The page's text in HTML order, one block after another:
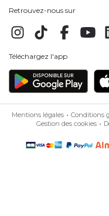
Retrouvez-nous sur
Téléchargez l'app
Mentions légales Conditions
Gestion des cookies